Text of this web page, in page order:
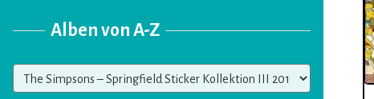
Alben von A-Z
Alben
von